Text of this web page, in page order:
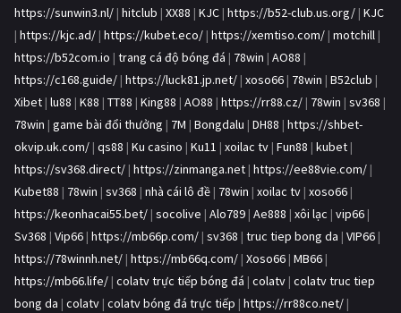
https://sunwin3.nl/ | hitclub | XX88 | KJC | https://b52-club.us.org/ | KJC
| https://kjc.ad/ | https://kubet.eco/ | https://xemtiso.com/ | motchill |
https://b52com.io | trang cá độ bóng đá | 78win | AO88 |
https://c168.guide/ | https://luck81.jp.net/ | xoso66 | 78win | B52club |
Xibet | lu88 | K88 | TT88 | King88 | AO88 | https://rr88.cz/ | 78win | sv368 |
78win | game bài đổi thưởng | 7M | Bongdalu | DH88 | https://shbet-
okvip.uk.com/ | qs88 | Ku casino | Ku11 | xoilac tv | Fun88 | kubet |
https://sv368.direct/ | https://zinmanga.net | https://ee88vie.com/ |
Kubet88 | 78win | sv368 | nhà cái lô đề | 78win | xoilac tv | xoso66 |
https://keonhacai55.bet/ | socolive | Alo789 | Ae888 | xôi lạc | vip66 |
Sv368 | Vip66 | https://mb66p.com/ | sv368 | truc tiep bong da | VIP66 |
https://78winnh.net/ | https://mb66q.com/ | Xoso66 | MB66 |
https://mb66.life/ | colatv trực tiếp bóng đá | colatv | colatv truc tiep
bong da | colatv | colatv bóng đá trực tiếp | https://rr88co.net/ |